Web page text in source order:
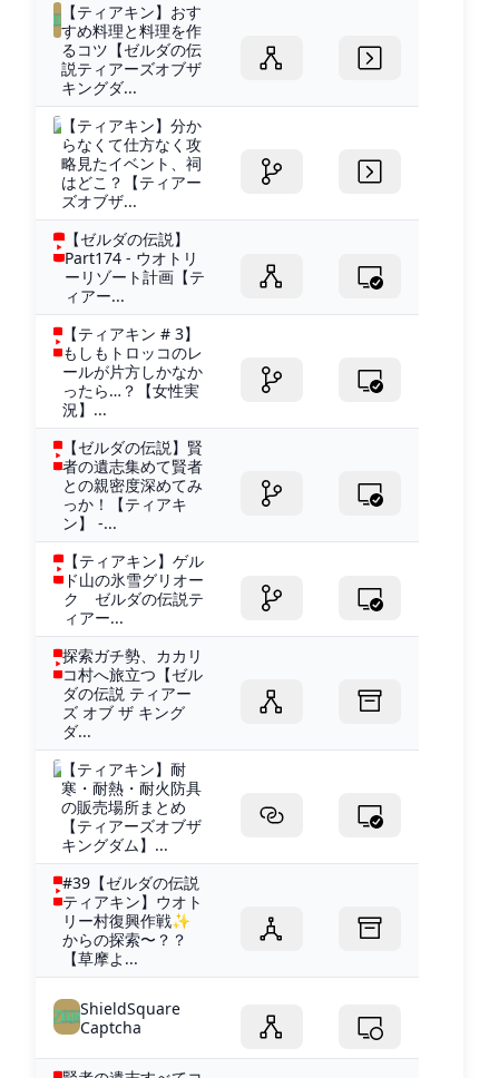
【ティアキン】おす
すめ料理と料理を作
るコツ【ゼルダの伝
説ティアーズオブザ
キングダ...
【ティアキン】分か
らなくて仕方なく攻
略見たイベント、祠
はどこ？【ティアー
ズオブザ...
【ゼルダの伝説】
Part174 - ウオトリ
ーリゾート計画【テ
ィアー...
【ティアキン # 3】
もしもトロッコのレ
ールが片方しかなか
ったら…？【女性実
況】...
【ゼルダの伝説】賢
者の遺志集めて賢者
との親密度深めてみ
っか！【ティアキ
ン】 -...
【ティアキン】ゲル
ド山の氷雪グリオー
ク ゼルダの伝説テ
ィアー...
探索ガチ勢、カカリ
コ村へ旅立つ【ゼル
ダの伝説 ティアー
ズ オブ ザ キング
ダ...
【ティアキン】耐
寒・耐熱・耐火防具
の販売場所まとめ
【ティアーズオブザ
キングダム】...
#39【ゼルダの伝説
ティアキン】ウオト
リー村復興作戦✨
からの探索〜？？
【草摩よ...
ShieldSquare
Captcha